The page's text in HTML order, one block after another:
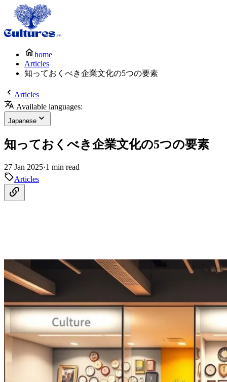
home
Articles
知っておくべき企業文化の5つの要素
Articles
Available languages:
Japanese
知っておくべき企業文化の5つの要素
27 Jan 2025·1 min read
Articles